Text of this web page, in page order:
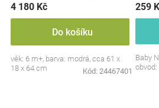
4 180 Kč
Do košíku
věk: 6 m+, barva: modrá, cca 61 x
18 x 64 cm
Kód: 24467401
259
Baby